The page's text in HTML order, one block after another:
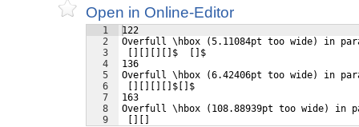
Open in Online-Editor
1
2
3
4
5
6
7
8
9
122
Overfull \hbox (5.11084pt too wide) in
[][][][]$  []$
136
Overfull \hbox (6.42406pt too wide) in
[][][][]$[]$
163
Overfull \hbox (108.88939pt too wide) in